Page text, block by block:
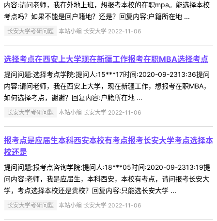
内容:请问老师，我在外地上班，想报考本校的在职mpa。能选择本校
考点吗？如果不能是回户籍地？还是？回复内容:户籍所在地 ...
长安大学考研问题 本站小编 长安大学 2022-11-06
选择考点在西安上大学现在新疆工作报考在职MBA选择考点
提问问题:选择考点学院:提问人:15***17时间:2020-09-2313:36提问
内容:请问老师，我在西安上大学，现在新疆工作，想报考在职MBA，
如何选择考点，谢谢？回复内容:户籍所在地 ...
长安大学考研问题 本站小编 长安大学 2022-11-06
报考点是应届生本科西安本校有考点报考长安大学考点选择本
校还是
提问问题:报考点咨询学院:提问人:18***05时间:2020-09-2313:19提
问内容:老师，我是应届生，本科西安，本校有考点，请问报考长安大
学，考点选择本校还是贵校？回复内容:只能选长安大学 ...
长安大学考研问题 本站小编 长安大学 2022-11-06